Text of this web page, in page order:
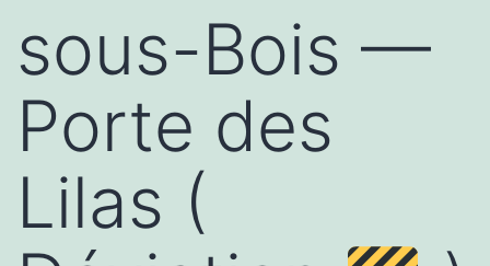
sous-Bois —
Porte des
Lilas (